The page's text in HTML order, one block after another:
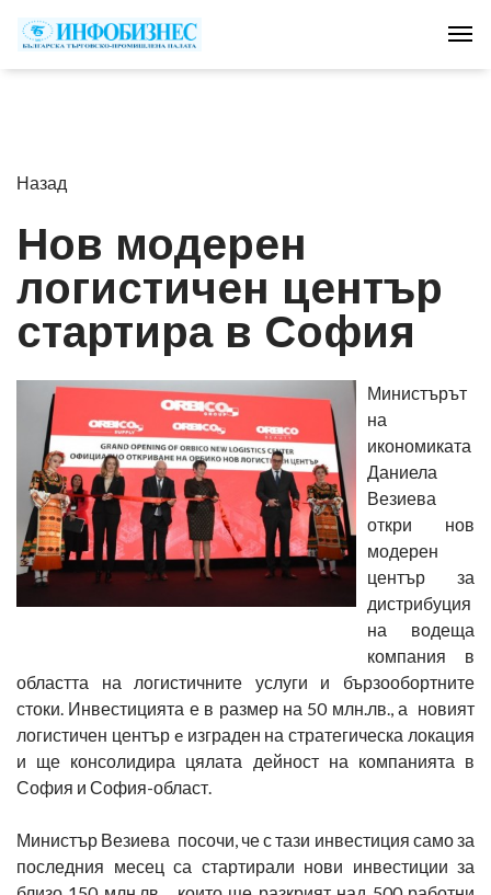
Назад
Нов модерен
логистичен център
стартира в София
Министърът
на
икономиката
Даниела
Везиева
откри нов
модерен
център за
дистрибуция
на водеща
компания в
областта на логистичните услуги и бързообортните
стоки. Инвестицията е в размер на 50 млн.лв., а новият
логистичен център e изграден на стратегическа локация
и ще консолидира цялата дейност на компанията в
София и София-област.
Министър Везиева посочи, че с тази инвестиция само за
последния месец са стартирали нови инвестиции за